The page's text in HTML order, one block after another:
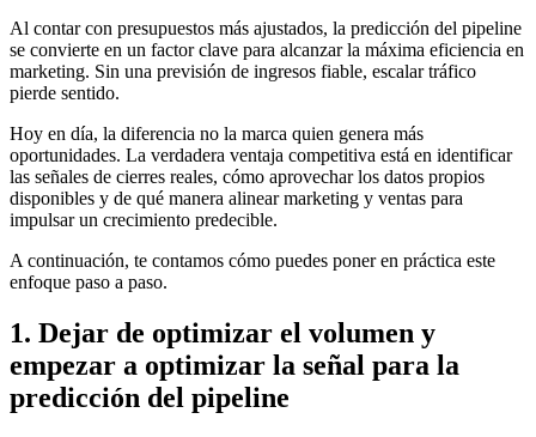
Al contar con presupuestos más ajustados, la predicción del pipeline
se convierte en un factor clave para alcanzar la máxima eficiencia en
marketing. Sin una previsión de ingresos fiable, escalar tráfico
pierde sentido.
Hoy en día, la diferencia no la marca quien genera más
oportunidades. La verdadera ventaja competitiva está en identificar
las señales de cierres reales, cómo aprovechar los datos propios
disponibles y de qué manera alinear marketing y ventas para
impulsar un crecimiento predecible.
A continuación, te contamos cómo puedes poner en práctica este
enfoque paso a paso.
1. Dejar de optimizar el volumen y
empezar a optimizar la señal para la
predicción del pipeline